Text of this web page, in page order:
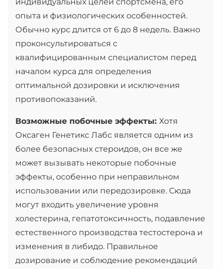
опыта и физиологических особенностей.
Обычно курс длится от 6 до 8 недель. Важно
проконсультироваться с
квалифицированным специалистом перед
началом курса для определения
оптимальной дозировки и исключения
противопоказаний.
Возможные побочные эффекты: Хотя
Оксаген Генетикс Лабс является одним из
более безопасных стероидов, он все же
может вызывать некоторые побочные
эффекты, особенно при неправильном
использовании или передозировке. Сюда
могут входить увеличение уровня
холестерина, гепатотоксичность, подавление
естественного производства тестостерона и
изменения в либидо. Правильное
дозирование и соблюдение рекомендаций